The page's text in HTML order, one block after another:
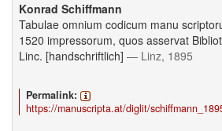
Konrad Schiffmann
Tabulae omnium codicum manu
1520 impressorum, quos asservat
Linc. [handschriftlich] — Linz, 1895
Permalink:
https://manuscripta.at/diglit/